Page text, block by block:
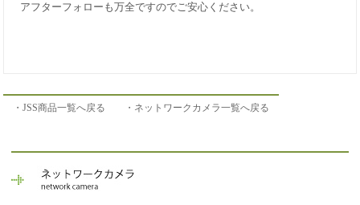
アフターフォローも万全ですのでご安心ください。
・JSS商品一覧へ戻る ・ネットワークカメラ一覧へ戻る